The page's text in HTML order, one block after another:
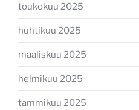
toukokuu 2025
huhtikuu 2025
maaliskuu 2025
helmikuu 2025
tammikuu 2025